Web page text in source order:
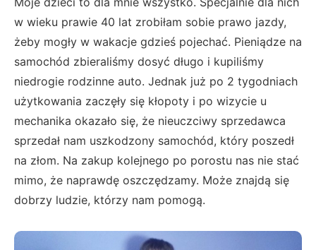
w wieku prawie 40 lat zrobiłam sobie prawo jazdy,
żeby mogły w wakacje gdzieś pojechać. Pieniądze na
samochód zbieraliśmy dosyć długo i kupiliśmy
niedrogie rodzinne auto. Jednak już po 2 tygodniach
użytkowania zaczęły się kłopoty i po wizycie u
mechanika okazało się, że nieuczciwy sprzedawca
sprzedał nam uszkodzony samochód, który poszedł
na złom. Na zakup kolejnego po porostu nas nie stać
mimo, że naprawdę oszczędzamy. Może znajdą się
dobrzy ludzie, którzy nam pomogą.